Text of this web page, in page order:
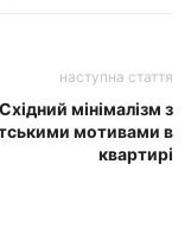
наступна стаття
Східний мінімалізм з
мотивами в
квартирі